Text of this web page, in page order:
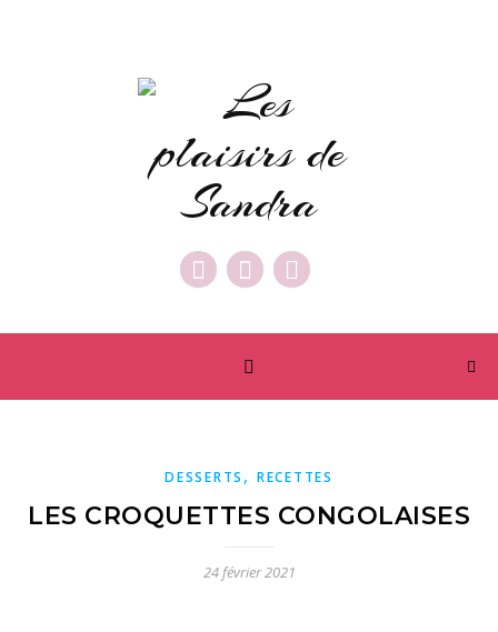
DESSERTS , RECETTES
LES CROQUETTES CONGOLAISES
24 février 2021